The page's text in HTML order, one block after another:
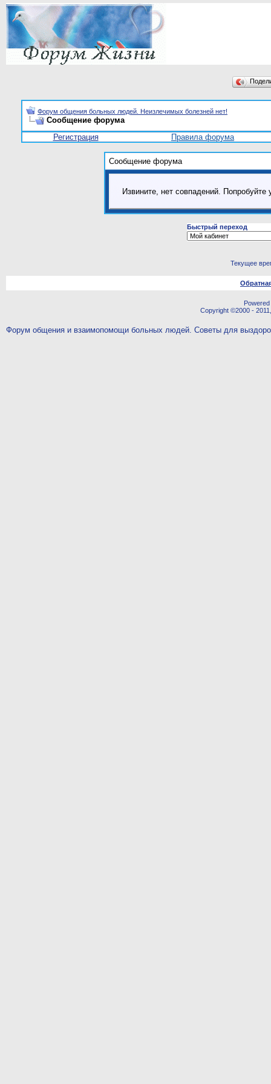
Форум общения больных людей. Неизлечимых болезней нет!
Сообщение форума
Регистрация
Правила форума
Сообщение форума
Извините, нет совпадений.
Быстрый переход
Текущее
Copyright ©2000 -
Форум общения и взаимопомощи больных людей. Советы для